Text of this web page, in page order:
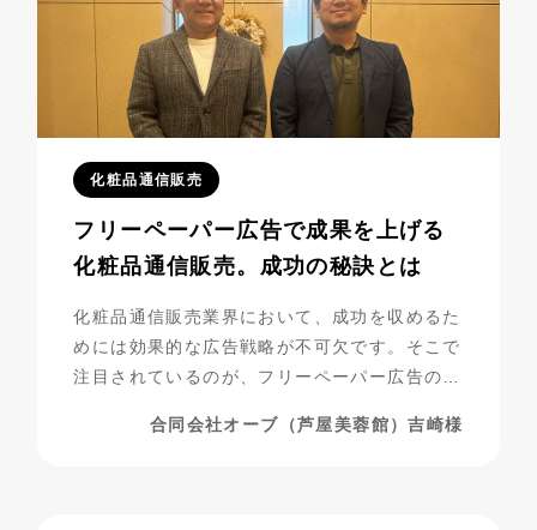
化粧品通信販売
フリーペーパー広告で成果を上げる
化粧品通信販売。成功の秘訣とは
化粧品通信販売業界において、成功を収めるた
めには効果的な広告戦略が不可欠です。そこで
注目されているのが、フリーペーパー広告の活
シニア層をターゲットにした化粧品通販を展開
合同会社オーブ（芦屋美蓉館）吉崎様